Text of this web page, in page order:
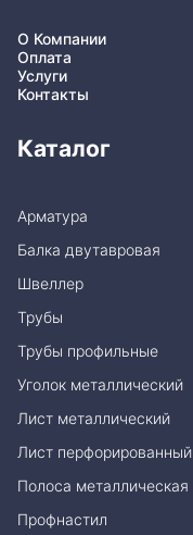
О Компании
Оплата
Услуги
Контакты
Каталог
Арматура
Балка двутавровая
Швеллер
Трубы
Трубы профильные
Уголок металлический
Лист металлический
Лист перфорированный
Полоса металлическая
Профнастил